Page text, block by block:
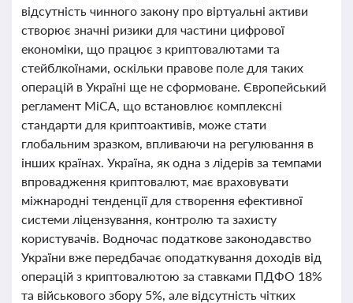
відсутність чинного закону про віртуальні активи
створює значні ризики для частини цифрової
економіки, що працює з криптовалютами та
стейблкоїнами, оскільки правове поле для таких
операцій в Україні ще не сформоване. Європейський
регламент MiCA, що встановлює комплексні
стандарти для криптоактивів, може стати
глобальним зразком, впливаючи на регулювання в
інших країнах. Україна, як одна з лідерів за темпами
впровадження криптовалют, має враховувати
міжнародні тенденції для створення ефективної
системи ліцензування, контролю та захисту
користувачів. Водночас податкове законодавство
України вже передбачає оподаткування доходів від
операцій з криптовалютою за ставками ПДФО 18%
та військового збору 5%, але відсутність чітких